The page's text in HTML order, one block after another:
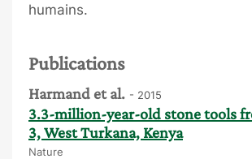
humains.
Publications
Harmand et al. - 2015
3.3-million-year-old stone tools
3, West Turkana, Kenya
Nature